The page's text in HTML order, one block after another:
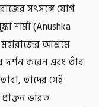
সৎসঙ্গে যোগ
শর্মা (Anushka
মহারাজের আশ্রমে
দর্শন করেন এবং তাঁর
তাদের সেই
ভারত